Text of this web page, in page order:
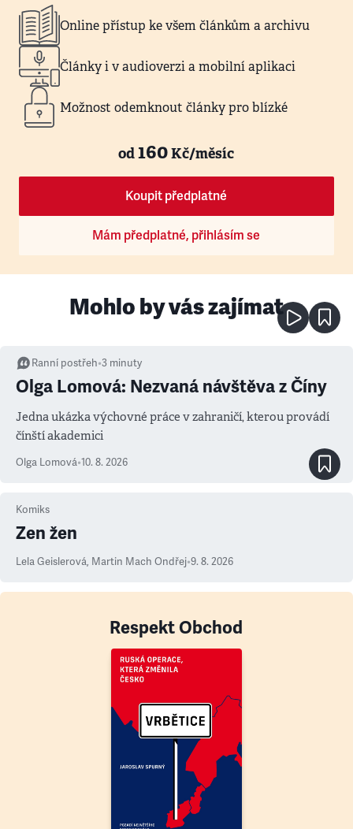
Online přístup ke všem článkům a archivu
Články i v audioverzi a mobilní aplikaci
Možnost odemknout články pro blízké
od160Kč/měsíc
Koupit předplatné
Mám předplatné, přihlásím se
Mohlo by vás zajímat
Ranní postřeh•3 minuty
Olga Lomová: Nezvaná návštěva z Číny
Jedna ukázka výchovné práce v zahraničí, kterou provádí
čínští akademici
Olga Lomová•10. 8. 2026
Komiks
Zen žen
Lela Geislerová, Martin Mach Ondřej•9. 8. 2026
Respekt Obchod